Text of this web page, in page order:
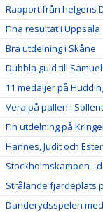
Rapport från helgens
Fina resultat i Uppsala
Bra utdelning i Skåne
Dubbla guld till
11 medaljer på
Vera på pallen i
Fin utdelning på
Hannes, Judit och
Stockholmskampen -
Strålande fjärdeplats
Danderydsspelen